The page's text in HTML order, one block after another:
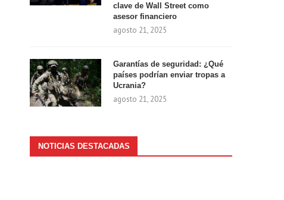
clave de Wall Street como
asesor financiero
agosto 21, 2025
Garantías de seguridad: ¿Qué
países podrían enviar tropas a
Ucrania?
agosto 21, 2025
NOTICIAS DESTACADAS